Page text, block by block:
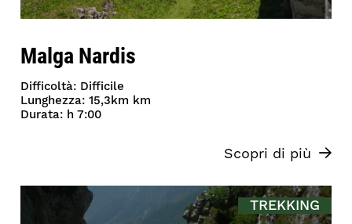
Malga Nardis
Difficoltà: Difficile
Lunghezza: 15,3km km
Durata: h 7:00
Scopri di più
TREKKING